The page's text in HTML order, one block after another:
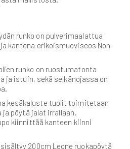
runko on pulverimaalattua
kantena erikoismuoviseos Non-
runko on ruostumatonta
ja istuin, sekä selkänojassa on
kesäkaluste tuolit toimitetaan
pöytä jalat irrallaan.
kiinnittää kanteen kiinni
200cm Leone ruokapöytä